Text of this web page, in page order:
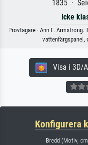
1835 ·
Icke
Provtagare · Ann E.
vattenfärgspanel,
Visa i 3D/
Konfigurera
Bredd (Motiv,